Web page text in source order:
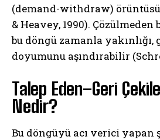
(demand-withdraw)
& Heavey, 1990). Çözülmeden
bu döngü zamanla
doyumunu aşındırabilir
Talep Eden–Geri
Nedir?
Bu döngüyü acı verici yapan